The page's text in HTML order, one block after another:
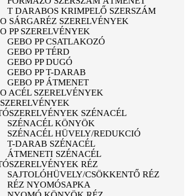
T DARABOS KRIMPELŐ SZERSZÁM
SÁRGARÉZ SZERELVÉNYEK
PP SZERELVÉNYEK
GEBO PP CSATLAKOZÓ
GEBO PP TÉRD
GEBO PP DUGÓ
GEBO PP T-DARAB
GEBO PP ÁTMENET
ACÉL SZERELVÉNYEK
SZÉNACÉL
SZÉNACÉL KÖNYÖK
SZÉNACÉL HÜVELY/REDUKCIÓ
T-DARAB SZÉNACÉL
ÁTMENETI SZÉNACÉL
RÉZ
SAJTOLÓHÜVELY/CSÖKKENTŐ RÉZ
RÉZ NYOMÓSAPKA